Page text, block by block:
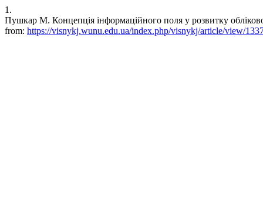
1.
Пушкар М. Концепція інформаційного поля у розвитку
from: https://visnykj.wunu.edu.ua/index.php/visnykj/article/view/